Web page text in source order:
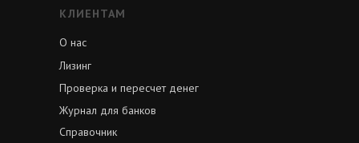
КЛИЕНТАМ
О нас
Лизинг
Журнал для банков
Справочник
Проверка и пересчет денег